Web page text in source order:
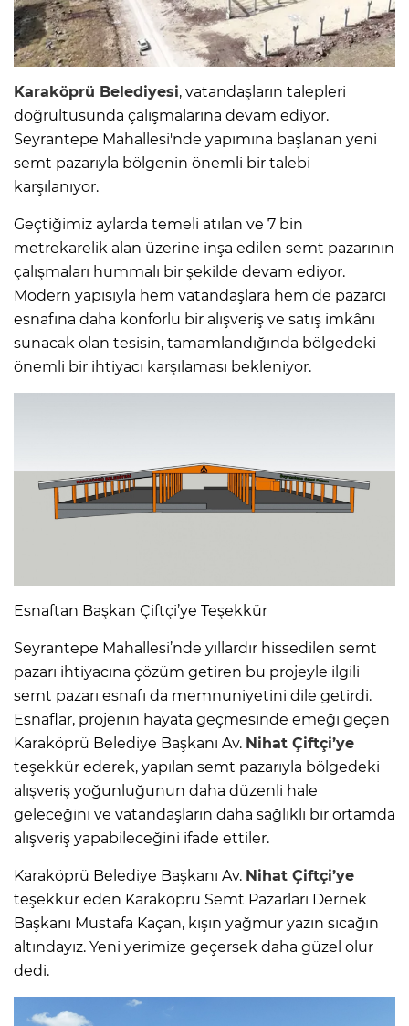
Karaköprü Belediyesi, vatandaşların talepleri
doğrultusunda çalışmalarına devam ediyor.
Seyrantepe Mahallesi'nde yapımına başlanan yeni
semt pazarıyla bölgenin önemli bir talebi
karşılanıyor.
Geçtiğimiz aylarda temeli atılan ve 7 bin
metrekarelik alan üzerine inşa edilen semt pazarının
çalışmaları hummalı bir şekilde devam ediyor.
Modern yapısıyla hem vatandaşlara hem de pazarcı
esnafına daha konforlu bir alışveriş ve satış imkânı
sunacak olan tesisin, tamamlandığında bölgedeki
önemli bir ihtiyacı karşılaması bekleniyor.
Esnaftan Başkan Çiftçi’ye Teşekkür
Seyrantepe Mahallesi’nde yıllardır hissedilen semt
pazarı ihtiyacına çözüm getiren bu projeyle ilgili
semt pazarı esnafı da memnuniyetini dile getirdi.
Esnaflar, projenin hayata geçmesinde emeği geçen
Karaköprü Belediye Başkanı Av. Nihat Çiftçi’ye
teşekkür ederek, yapılan semt pazarıyla bölgedeki
alışveriş yoğunluğunun daha düzenli hale
geleceğini ve vatandaşların daha sağlıklı bir ortamda
alışveriş yapabileceğini ifade ettiler.
Karaköprü Belediye Başkanı Av. Nihat Çiftçi’ye
teşekkür eden Karaköprü Semt Pazarları Dernek
Başkanı Mustafa Kaçan, kışın yağmur yazın sıcağın
altındayız. Yeni yerimize geçersek daha güzel olur
dedi.